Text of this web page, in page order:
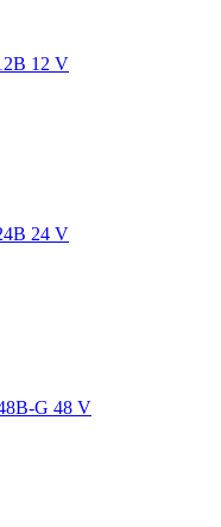
12 V
24 V
G 48 V